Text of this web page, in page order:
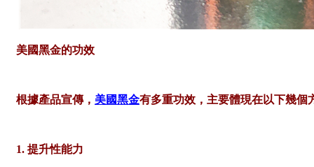
美國黑金的功效
根據產品宣傳， 美國黑金有多重功效，主要體現在以下幾個
1. 提升性能力